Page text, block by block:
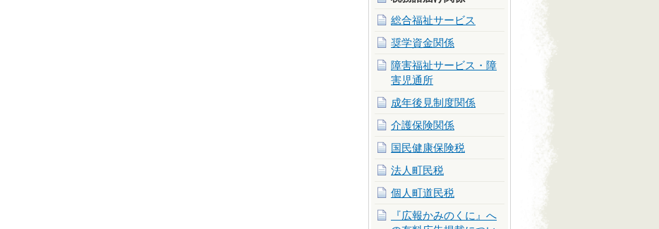
総合福祉サービス
奨学資金関係
障害福祉サービス・障
害児通所
成年後見制度関係
介護保険関係
国民健康保険税
法人町民税
個人町道民税
『広報かみのくに』へ